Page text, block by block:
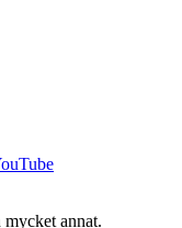
mycket annat.